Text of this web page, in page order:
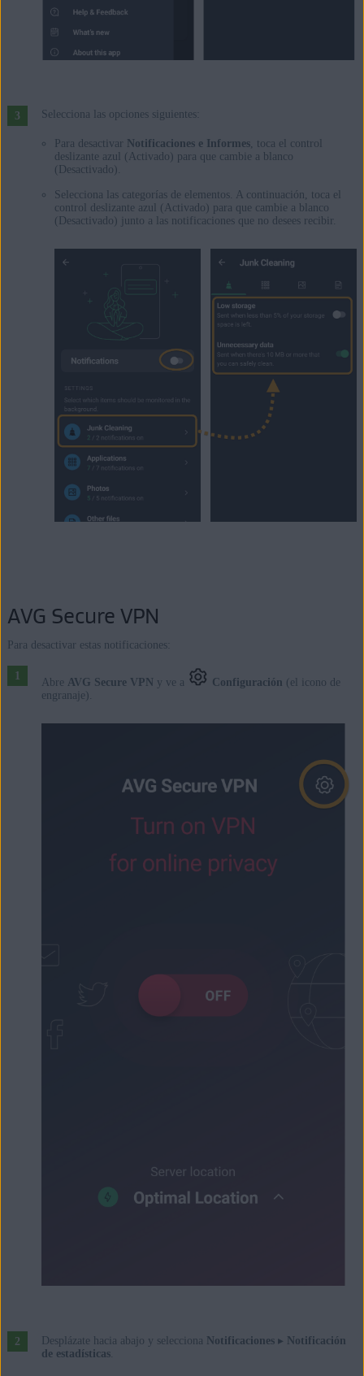
Selecciona las opciones siguientes:
Para desactivar Notificaciones e Informes, toca el control
deslizante azul (Activado) para que cambie a blanco
(Desactivado).
Selecciona las categorías de elementos. A continuación, toca el
control deslizante azul (Activado) para que cambie a blanco
(Desactivado) junto a las notificaciones que no desees recibir.
AVG Secure VPN
Para desactivar estas notificaciones:
Abre AVG Secure VPN y ve a Configuración (el icono de
engranaje).
Desplázate hacia abajo y selecciona Notificaciones▸ Notificación
de estadísticas.